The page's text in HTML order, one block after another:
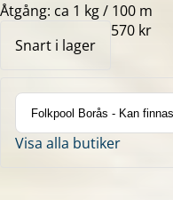
Åtgång: ca 1 kg / 100 m
Snart i lager
570 kr
Visa alla butiker